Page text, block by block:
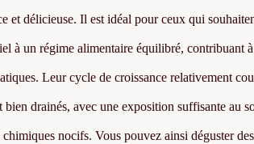
et délicieuse. Il est idéal pour ceux qui
à un régime alimentaire équilibré, contribuant
Leur cycle de croissance relativement
drainés, avec une exposition suffisante au
nocifs. Vous pouvez ainsi déguster